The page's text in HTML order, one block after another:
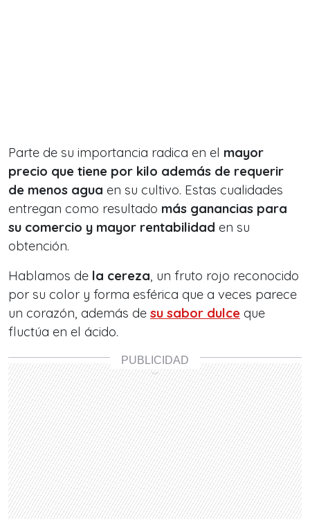
Parte de su importancia radica en el mayor
precio que tiene por kilo además de requerir
de menos agua en su cultivo. Estas cualidades
entregan como resultado más ganancias para
su comercio y mayor rentabilidad en su
obtención.
Hablamos de la cereza, un fruto rojo reconocido
por su color y forma esférica que a veces parece
un corazón, además de su sabor dulce que
fluctúa en el ácido.